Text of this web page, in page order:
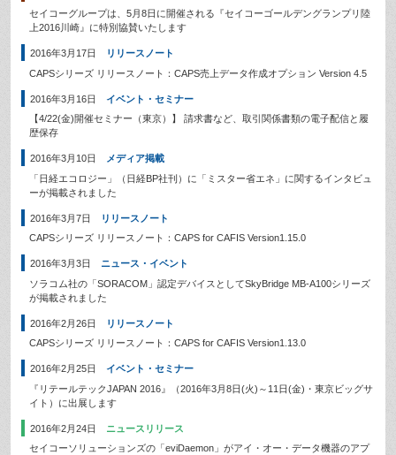
セイコーグループは、5月8日に開催される『セイコーゴールデングランプリ陸
上2016川崎』に特別協賛いたします
2016年3月17日
リリースノート
CAPSシリーズ リリースノート：CAPS売上データ作成オプション Version 4.5
2016年3月16日
イベント・セミナー
【4/22(金)開催セミナー（東京）】 請求書など、取引関係書類の電子配信と履
歴保存
2016年3月10日
メディア掲載
「日経エコロジー」（日経BP社刊）に「ミスター省エネ」に関するインタビュ
ーが掲載されました
2016年3月7日
リリースノート
CAPSシリーズ リリースノート：CAPS for CAFIS Version1.15.0
2016年3月3日
ニュース・イベント
ソラコム社の「SORACOM」認定デバイスとしてSkyBridge MB-A100シリーズ
が掲載されました
2016年2月26日
リリースノート
CAPSシリーズ リリースノート：CAPS for CAFIS Version1.13.0
2016年2月25日
イベント・セミナー
『リテールテックJAPAN 2016』（2016年3月8日(火)～11日(金)・東京ビッグサ
イト）に出展します
2016年2月24日
ニュースリリース
セイコーソリューションズの「eviDaemon」がアイ・オー・データ機器のアプ